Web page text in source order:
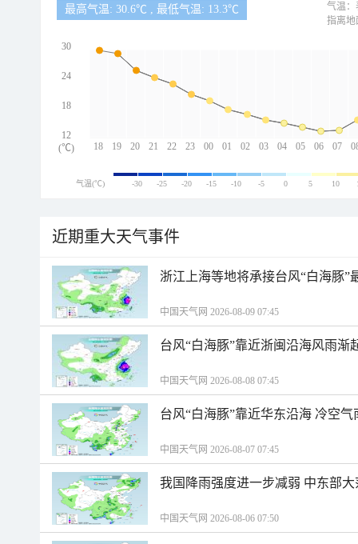
最高气温: 30.6℃ , 最低气温: 13.3℃
18 19 20 21 22 23 00 01 02 03 04 05 06 07
30
24
18
12
(℃)
气温：
指离地
气温(℃) -30 -25 -20 -15 -10 -5 0 5 10
近期重大天气事件
浙江上海等地将承接台风“白海豚”
中国天气网 2026-08-09 07:45
台风“白海豚”靠近浙闽沿海风雨渐
中国天气网 2026-08-08 07:45
台风“白海豚”靠近华东沿海 冷空
中国天气网 2026-08-07 07:45
我国降雨强度进一步减弱 中东部
中国天气网 2026-08-06 07:50